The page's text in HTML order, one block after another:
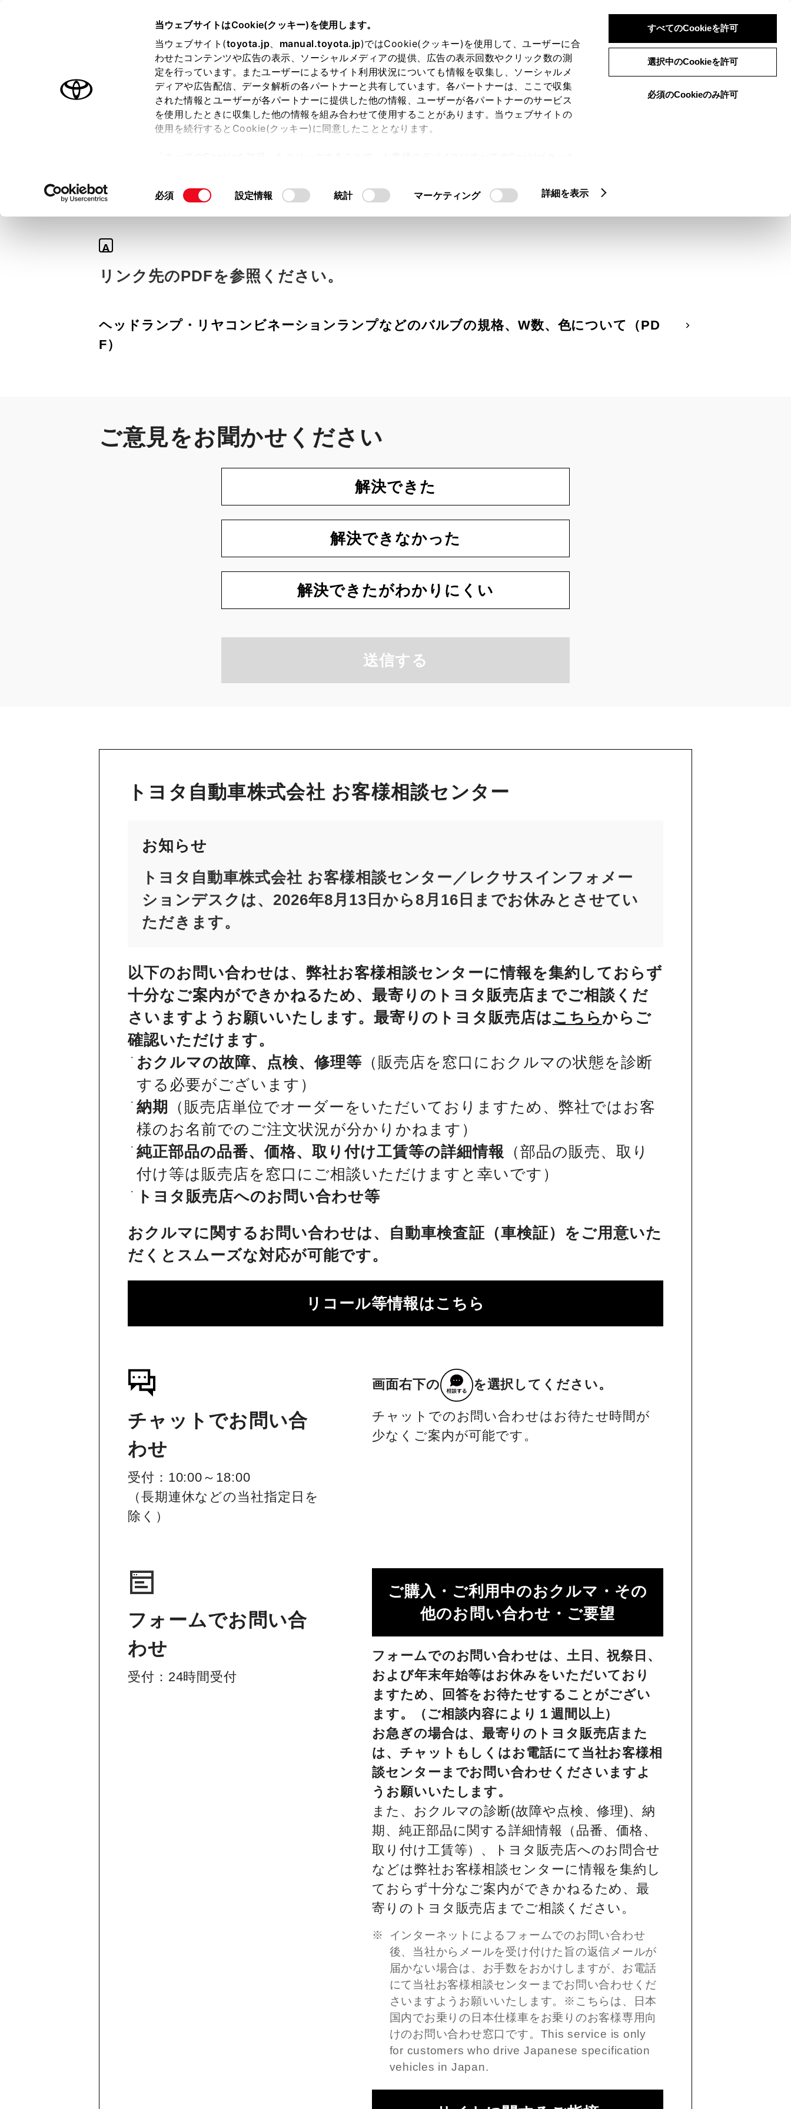
当ウェブサイトはCookie(クッキー)を使用します。
当ウェブサイト(toyota.jp、 manual.toyota.jp)ではCookie(クッキー)を使用して、ユーザーに合
わせたコンテンツや広告の表示、ソーシャルメディアの提供、広告の表示回数やクリック数の測
定を行っています。またユーザーによるサイト利用状況についても情報を収集し、ソーシャルメ
ディアや広告配信、データ解析の各パートナーと共有しています。各パートナーは、ここで収集
された情報とユーザーが各パートナーに提供した他の情報、ユーザーが各パートナーのサービス
を使用したときに収集した他の情報を組み合わせて使用することがあります。当ウェブサイトの
使用を続行するとCookie(クッキー)に同意したこととなります。
て」をご覧ください。
同
必須 設定情報 統計 マーケティング 詳細を表示
すべてのCookieを許可
選択中のCookieを許可
必須のCookieのみ許可
ログイン 検索 メニュー
オーナーサポート トピックス
ランプなどのバルブの規格・W数・色を教えて。
A
リンク先のPDFを参照ください。
ヘッドランプ・リヤコンビネーションランプなどのバルブの規格、W数、色について（PD
F）
ご意見をお聞かせください
解決できた
解決できなかった
解決できたがわかりにくい
送信する
トヨタ自動車株式会社 お客様相談センター
お知らせ
トヨタ自動車株式会社 お客様相談センター／レクサスインフォメー
ションデスクは、2026年8月13日から8月16日までお休みとさせてい
ただきます。
以下のお問い合わせは、弊社お客様相談センターに情報を集約しておらず
十分なご案内ができかねるため、最寄りのトヨタ販売店までご相談くだ
さいますようお願いいたします。最寄りのトヨタ販売店は こちら からご
確認いただけます。
おクルマの故障、点検、修理等 （販売店を窓口におクルマの状態を診断
する必要がございます）
納期
（販売店単位でオーダーをいただいておりますため、弊社ではお客
様のお名前でのご注文状況が分かりかねます）
純正部品の品番、価格、取り付け工賃等の詳細情報
（部品の販売、取り
付け等は販売店を窓口にご相談いただけますと幸いです）
トヨタ販売店へのお問い合わせ等
おクルマに関するお問い合わせは、自動車検査証（車検証）をご用意いた
だくとスムーズな対応が可能です。
リコール等情報はこちら
チャットでお問い合
わせ
受付：10:00～18:00
（長期連休などの当社指定日を
除く）
画面右下の を選択してください。
チャットでのお問い合わせはお待たせ時間が
少なくご案内が可能です。
フォームでお問い合
わせ
受付：24時間受付
ご購入・ご利用中のおクルマ・その
他のお問い合わせ・ご要望​
フォームでのお問い合わせは、土日、祝祭日、
および年末年始等はお休みをいただいており
ますため、回答をお待たせすることがござい
ます。（ご相談内容により１週間以上）
お急ぎの場合は、最寄りのトヨタ販売店また
は、チャットもしくはお電話にて当社お客様相
談センターまでお問い合わせくださいますよ
うお願いいたします。
また、おクルマの診断(故障や点検、修理)、納
期、純正部品に関する詳細情報（品番、価格、
取り付け工賃等）、トヨタ販売店へのお問合せ
などは弊社お客様相談センターに情報を集約し
ておらず十分なご案内ができかねるため、最
寄りのトヨタ販売店までご相談ください。
インターネットによるフォームでのお問い合わせ
後、当社からメールを受け付けた旨の返信メールが
届かない場合は、お手数をおかけしますが、お電話
にて当社お客様相談センターまでお問い合わせくだ
さいますようお願いいたします。※こちらは、日本
国内でお乗りの日本仕様車をお乗りのお客様専用向
けのお問い合わせ窓口です。This service is only
for customers who drive Japanese specification
vehicles in Japan.